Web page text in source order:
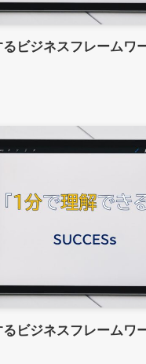
るビジネスフレームワ
るビジネスフレームワ